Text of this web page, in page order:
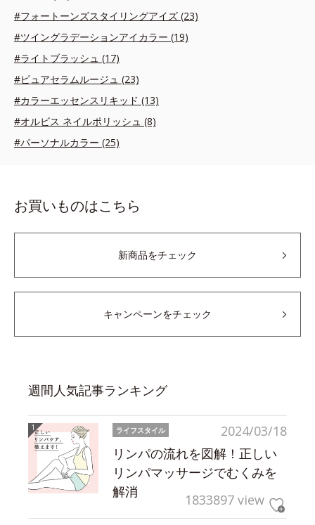
#フォートーンズスタイリングアイズ (23)
#ツイングラデーションアイカラー (19)
#ライトブラッシュ (17)
#ピュアセラムルージュ (23)
#カラーエッセンスリキッド (13)
#オルビス ネイルポリッシュ (8)
#パーソナルカラー (25)
お買いものはこちら
新商品をチェック
キャンペーンをチェック
週間人気記事ランキング
2024/03/18
ライフスタイル
リンパの流れを図解！正しい
リンパマッサージでむくみを
解消
1833897 view